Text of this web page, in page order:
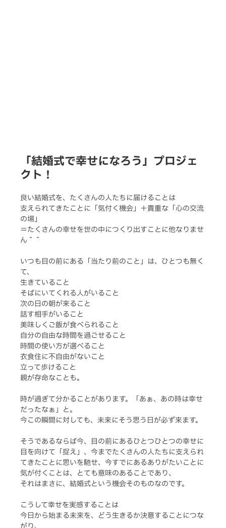
「結婚式で幸せになろう」プロジェ
クト！
良い結婚式を、たくさんの人たちに届けることは
支えられてきたことに「気付く機会」＋貴重な「心の交流
の場」
＝たくさんの幸せを世の中につくり出すことに他なりませ
ん＾＾
いつも目の前にある「当たり前のこと」は、ひとつも無く
て、
生きていること
そばにいてくれる人がいること
次の日の朝が来ること
話す相手がいること
美味しくご飯が食べられること
自分の自由な時間を過ごせること
時間の使い方が選べること
衣食住に不自由がないこと
立って歩けること
親が存命なことも。
時が過ぎて分かることがあります。「あぁ、あの時は幸せ
だったなぁ」と。
今この瞬間に対しても、未来にそう思う日が必ず来ます。
そうであるならば今、目の前にあるひとつひとつの幸せに
目を向けて「捉え」、今までたくさんの人たちに支えられ
てきたことに思いを馳せ、今すでにあるありがたいことに
気が付くことは、とても意味のあることであり、
それはまさに、結婚式という機会そのものなのです。
こうして幸せを実感することは
今日から始まる未来を、どう生きるか決意することにつな